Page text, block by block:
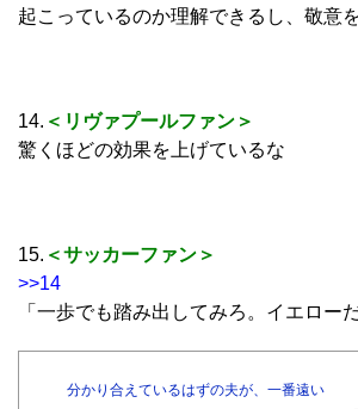
起こっているのか理解できるし、敬意
14. ＜リヴァプールファン＞
驚くほどの効果を上げているな
15. ＜サッカーファン＞
>>14
「一歩でも踏み出してみろ。イエローだ
分かり合えているはずの夫が、一番遠い